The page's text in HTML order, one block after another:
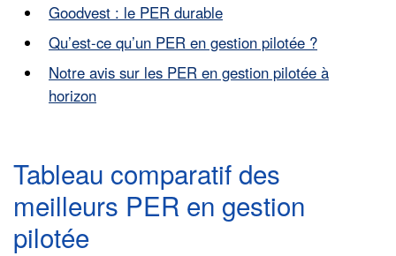
Goodvest : le PER durable
Qu’est-ce qu’un PER en gestion pilotée ?
Notre avis sur les PER en gestion pilotée à
horizon
Tableau comparatif des
meilleurs PER en gestion
pilotée